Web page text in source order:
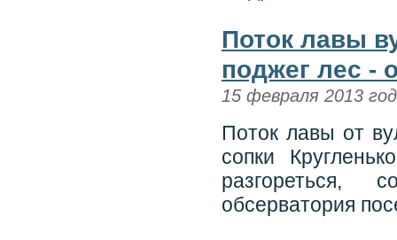
Поток лавы
поджег лес -
15 февраля 2013
Поток лавы от
сопки
разгореться,
обсерватория